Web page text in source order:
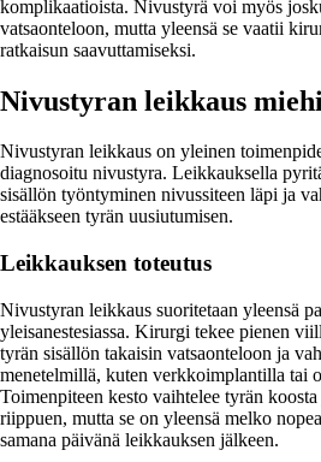
komplikaatioista. Nivustyrä voi myös
vatsaonteloon, mutta yleensä se vaatii
ratkaisun saavuttamiseksi.
Nivustyran leikkaus
Nivustyran leikkaus on yleinen
diagnosoitu nivustyra. Leikkauksella
sisällön työntyminen nivussiteen läpi ja
estääkseen tyrän uusiutumisen.
Leikkauksen toteutus
Nivustyran leikkaus suoritetaan yleensä
yleisanestesiassa. Kirurgi tekee pienen
tyrän sisällön takaisin vatsaonteloon ja
menetelmillä, kuten verkkoimplantilla tai
Toimenpiteen kesto vaihtelee tyrän
riippuen, mutta se on yleensä melko
samana päivänä leikkauksen jälkeen.